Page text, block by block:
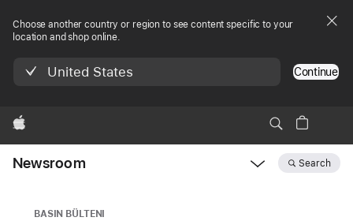
Choose another country or region to see content specific to your
location and shop online.
United States Continue
Apple
Newsroom Search
BASIN BÜLTENI